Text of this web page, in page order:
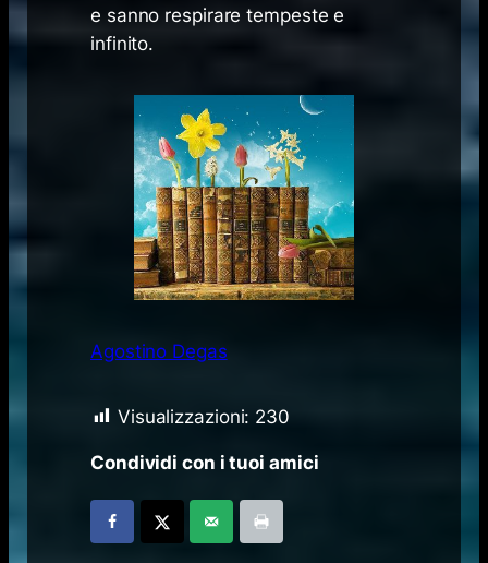
e sanno respirare tempeste e
infinito.
Agostino Degas
Visualizzazioni: 230
Condividi con i tuoi amici